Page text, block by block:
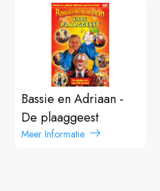
Bassie en Adriaan -
De plaaggeest
Meer Informatie